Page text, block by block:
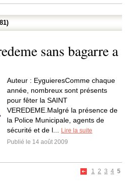
sans bagarre a
Auteur : EyguieresComme chaque
année, nombreux sont présents
pour fêter la SAINT
VEREDEME.Malgré la présence de
la Police Municipale, agents de
sécurité et de l...
Lire la suite
Publié le 14 août 2009
1 2 3 4 5